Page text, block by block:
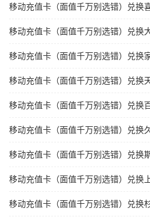
移动充值卡（面值千万别选错）兑换
移动充值卡（面值千万别选错）兑换
移动充值卡（面值千万别选错）兑换
移动充值卡（面值千万别选错）兑换
移动充值卡（面值千万别选错）兑换
移动充值卡（面值千万别选错）兑换
移动充值卡（面值千万别选错）兑换
移动充值卡（面值千万别选错）兑换
移动充值卡（面值千万别选错）兑换